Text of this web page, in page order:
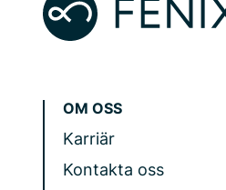
OM OSS
Karriär
Kontakta oss